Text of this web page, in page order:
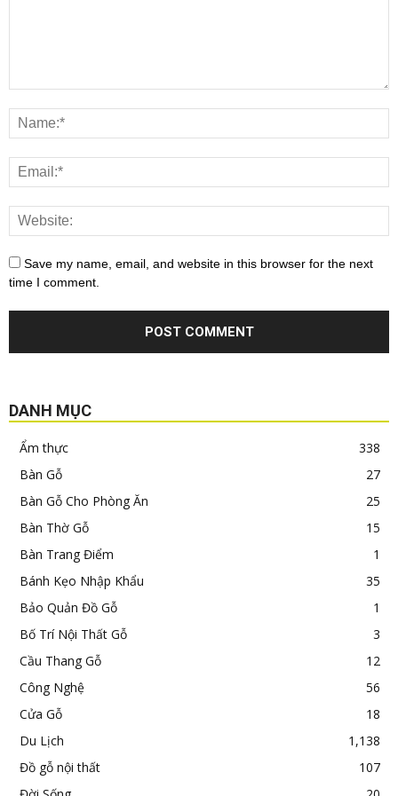
Save my name, email, and website in this browser for the next
time I comment.
DANH MỤC
Ẩm thực
338
Bàn Gỗ
27
Bàn Gỗ Cho Phòng Ăn
25
Bàn Thờ Gỗ
15
Bàn Trang Điểm
1
Bánh Kẹo Nhập Khẩu
35
Bảo Quản Đồ Gỗ
1
Bố Trí Nội Thất Gỗ
3
Cầu Thang Gỗ
12
Công Nghệ
56
Cửa Gỗ
18
Du Lịch
1,138
Đồ gỗ nội thất
107